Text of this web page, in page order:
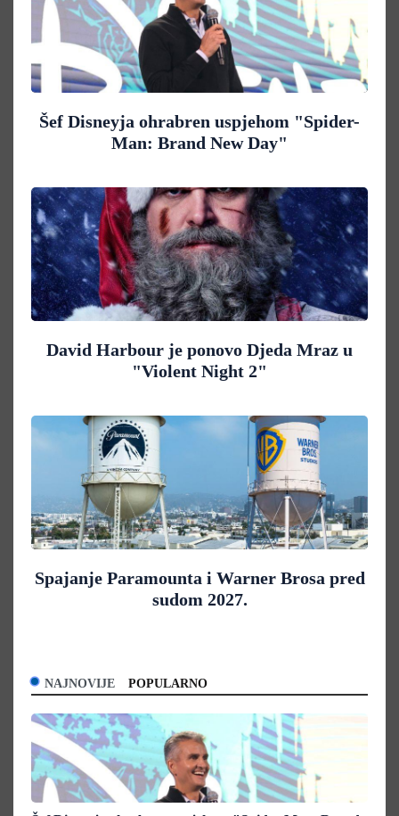
Šef Disneyja ohrabren uspjehom "Spider-
Man: Brand New Day"
David Harbour je ponovo Djeda Mraz u
"Violent Night 2"
Spajanje Paramounta i Warner Brosa pred
sudom 2027.
NAJNOVIJE POPULARNO